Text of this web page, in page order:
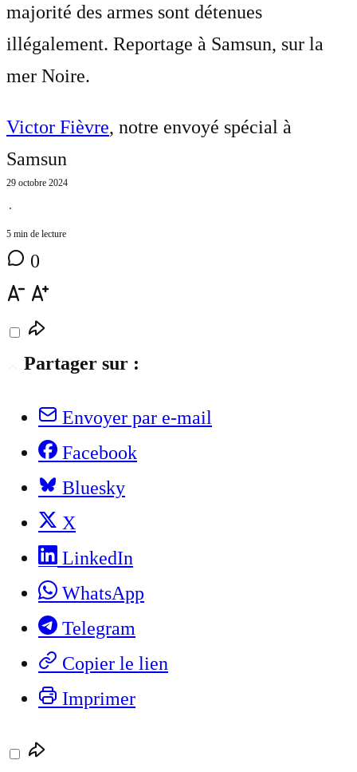
majorité des armes sont détenues
illégalement. Reportage à Samsun, sur la
mer Noire.
Victor Fièvre, notre envoyé spécial à
Samsun
29 octobre 2024
⋅
5 min de lecture
0
Partager sur :
Envoyer par e-mail
Facebook
Bluesky
X
LinkedIn
WhatsApp
Telegram
Copier le lien
Imprimer